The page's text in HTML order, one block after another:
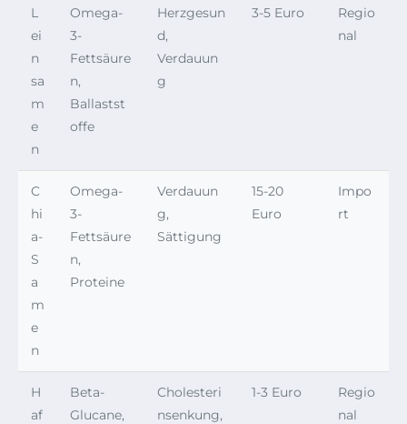
L
ei
n
sa
m
e
n
Omega-
3-
Fettsäure
n,
Ballastst
offe
Herzgesun
d,
Verdauun
g
3-5 Euro
Regio
nal
C
hi
a-
S
a
m
e
n
Omega-
3-
Fettsäure
n,
Proteine
Verdauun
g,
Sättigung
15-20
Euro
Impo
rt
H
af
Beta-
Glucane,
Cholesteri
nsenkung,
1-3 Euro
Regio
nal